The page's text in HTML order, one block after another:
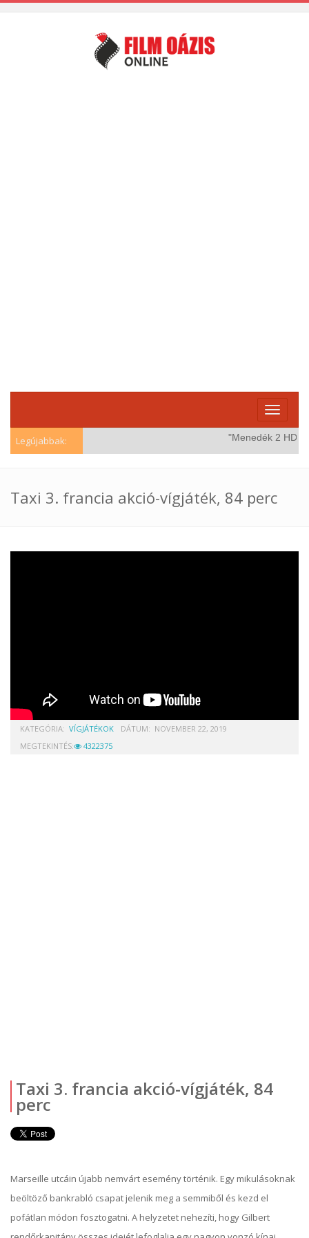
Toggle
Legújabbak: "Menedék 2 HD
Taxi 3. francia akció-vígjáték, 84 perc
KATEGÓRIA: VÍGJÁTÉKOK DÁTUM: NOVEMBER 22, 2019
MEGTEKINTÉS:
4322375
Taxi 3. francia akció-vígjáték, 84
perc
Marseille utcáin újabb nemvárt esemény történik. Egy mikulásoknak
beöltöző bankrabló csapat jelenik meg a semmiből és kezd el
pofátlan módon fosztogatni. A helyzetet nehezíti, hogy Gilbert